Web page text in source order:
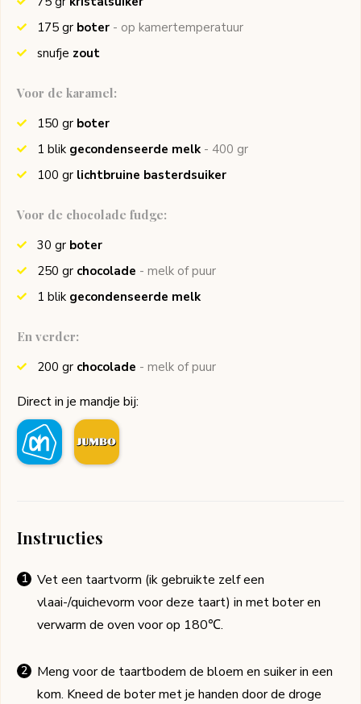
175 gr boter - op kamertemperatuur
snufje zout
Voor de karamel:
150 gr boter
1 blik gecondenseerde melk - 400 gr
100 gr lichtbruine basterdsuiker
Voor de chocolade fudge:
30 gr boter
250 gr chocolade - melk of puur
1 blik gecondenseerde melk
En verder:
200 gr chocolade - melk of puur
Direct in je mandje bij:
Instructies
Vet een taartvorm (ik gebruikte zelf een
vlaai-/quichevorm voor deze taart) in met boter en
verwarm de oven voor op 180℃.
Meng voor de taartbodem de bloem en suiker in een
kom. Kneed de boter met je handen door de droge